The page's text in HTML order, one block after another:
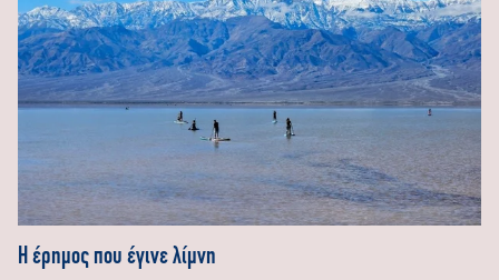
Η έρημος που έγινε λίμνη